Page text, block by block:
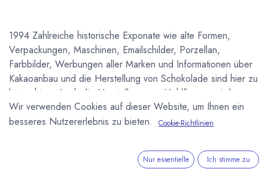
1994 Zahlreiche historische Exponate wie alte Formen,
Verpackungen, Maschinen, Emailschilder, Porzellan,
Farbbilder, Werbungen aller Marken und Informationen über
Kakaoanbau und die Herstellung von Schokolade sind hier zu
betrachten. Auch die Herstellung von Hohlfiguren wird
vorgeführt. Die Produktion von Riegeln und Tafeln kann im
Werk der Firma Jacques die das Museum betreibt besichtigt
verkauft werden ist ebenfalls vorhanden. Eintritt ohne Führung
2,- Euro pro Person (+13 Jahre) 1,- Euro pro Person (Kinder
Wir verwenden Cookies auf dieser Website, um Ihnen ein
besseres Nutzererlebnis zu bieten.
Cookie-Richtlinien
Nur essentielle Ich stimme zu